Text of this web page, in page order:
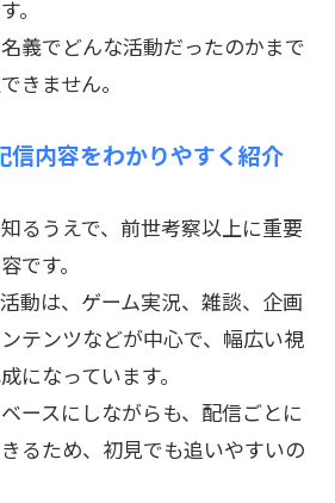
。
義でどんな活動だったのかまで
きません。
信内容をわかりやすく紹介
るうえで、前世考察以上に重要
です。
動は、ゲーム実況、雑談、企画
テンツなどが中心で、幅広い視
になっています。
ースにしながらも、配信ごとに
るため、初見でも追いやすいの